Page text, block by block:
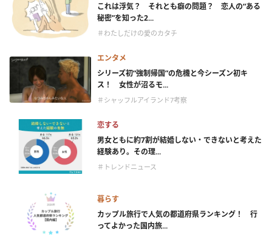
これは浮気？ それとも癖の問題？ 恋人の“ある
秘密”を知った2...
＃わたしだけの愛のカタチ
エンタメ
シリーズ初“強制帰国”の危機と今シーズン初キ
ス！ 女性が沼るモ...
＃シャッフルアイランド7考察
恋する
男女ともに約7割が結婚しない・できないと考えた
経験あり。その理...
＃トレンドニュース
暮らす
カップル旅行で人気の都道府県ランキング！ 行
ってよかった国内旅...